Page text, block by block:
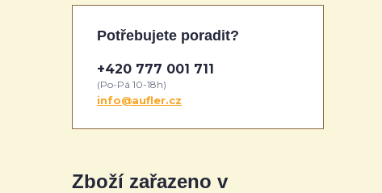
Zboží zařazeno v
Potřebujete poradit?
+420 777 001 711
(Po-Pá 10-18h)
info@aufler.cz